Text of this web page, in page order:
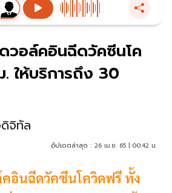
วอล์คอินฉีดวัคซีนโค
ให้บริการถึง 30
จิทัล
อัปเดตล่าสุด : 26 เม.ย. 65 | 00:42 น.
อินฉีดวัคซีนโควิดฟรี ทั้ง